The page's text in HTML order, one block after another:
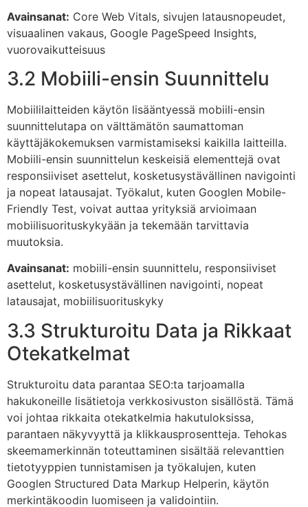
Avainsanat: Core Web Vitals, sivujen latausnopeudet,
visuaalinen vakaus, Google PageSpeed Insights,
vuorovaikutteisuus
3.2 Mobiili-ensin Suunnittelu
Mobiililaitteiden käytön lisääntyessä mobiili-ensin
suunnittelutapa on välttämätön saumattoman
käyttäjäkokemuksen varmistamiseksi kaikilla laitteilla.
Mobiili-ensin suunnittelun keskeisiä elementtejä ovat
responsiiviset asettelut, kosketusystävällinen navigointi
ja nopeat latausajat. Työkalut, kuten Googlen Mobile-
Friendly Test, voivat auttaa yrityksiä arvioimaan
mobiilisuorituskykyään ja tekemään tarvittavia
muutoksia.
Avainsanat: mobiili-ensin suunnittelu, responsiiviset
asettelut, kosketusystävällinen navigointi, nopeat
latausajat, mobiilisuorituskyky
3.3 Strukturoitu Data ja Rikkaat
Otekatkelmat
Strukturoitu data parantaa SEO:ta tarjoamalla
hakukoneille lisätietoja verkkosivuston sisällöstä. Tämä
voi johtaa rikkaita otekatkelmia hakutuloksissa,
parantaen näkyvyyttä ja klikkausprosentteja. Tehokas
skeemamerkinnän toteuttaminen sisältää relevanttien
tietotyyppien tunnistamisen ja työkalujen, kuten
Googlen Structured Data Markup Helperin, käytön
merkintäkoodin luomiseen ja validointiin.